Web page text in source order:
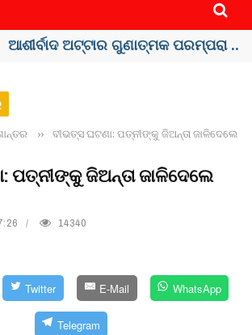
ବେଦାନ୍ତ ଆଲୁମିନିୟର ପ୍ରକଳ୍ପ ସଙ୍ଗମ ...
››
ବୀଭତ୍ସ ଘଟଣା: ପତ୍ନୀଙ୍କୁ ଜିଅନ୍ତା ଜାଳିଦେଲେ
ପତ୍ନୀଙ୍କୁ ଜିଅନ୍ତା ଜାଳିଦେଲେ
14340
Twitter E-Mail WhatsApp
Telegram